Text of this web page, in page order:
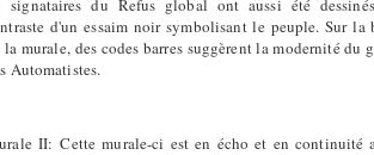
signataires du Refus global ont aussi été
d'un essaim noir symbolisant le peuple. Sur la
la murale, des codes barres suggèrent la modernité du
Automatistes.
II: Cette murale-ci est en écho et en continuité